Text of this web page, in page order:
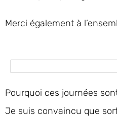
Merci également à
Pourquoi ces journées
Je suis convaincu que